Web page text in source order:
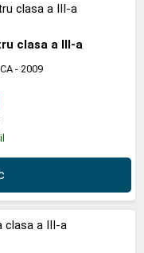
clasa a III-a
- 2009